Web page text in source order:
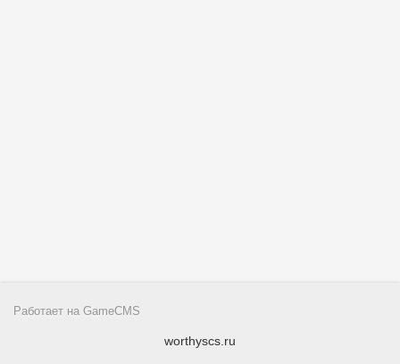
Работает на GameCMS
worthyscs.ru